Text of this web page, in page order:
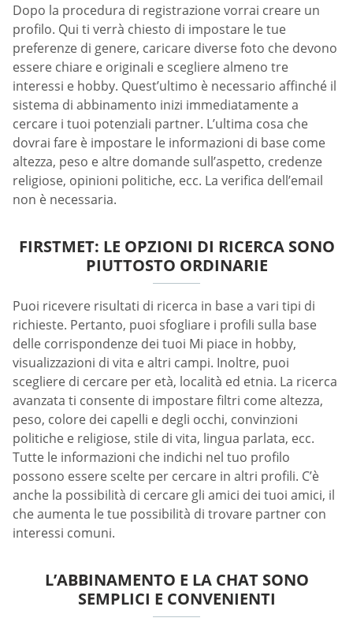
Dopo la procedura di registrazione vorrai creare un
profilo. Qui ti verrà chiesto di impostare le tue
preferenze di genere, caricare diverse foto che devono
essere chiare e originali e scegliere almeno tre
interessi e hobby. Quest’ultimo è necessario affinché il
sistema di abbinamento inizi immediatamente a
cercare i tuoi potenziali partner. L’ultima cosa che
dovrai fare è impostare le informazioni di base come
altezza, peso e altre domande sull’aspetto, credenze
religiose, opinioni politiche, ecc. La verifica dell’email
non è necessaria.
FIRSTMET: LE OPZIONI DI RICERCA SONO
PIUTTOSTO ORDINARIE
Puoi ricevere risultati di ricerca in base a vari tipi di
richieste. Pertanto, puoi sfogliare i profili sulla base
delle corrispondenze dei tuoi Mi piace in hobby,
visualizzazioni di vita e altri campi. Inoltre, puoi
scegliere di cercare per età, località ed etnia. La ricerca
avanzata ti consente di impostare filtri come altezza,
peso, colore dei capelli e degli occhi, convinzioni
politiche e religiose, stile di vita, lingua parlata, ecc.
Tutte le informazioni che indichi nel tuo profilo
possono essere scelte per cercare in altri profili. C’è
anche la possibilità di cercare gli amici dei tuoi amici, il
che aumenta le tue possibilità di trovare partner con
interessi comuni.
L’ABBINAMENTO E LA CHAT SONO
SEMPLICI E CONVENIENTI